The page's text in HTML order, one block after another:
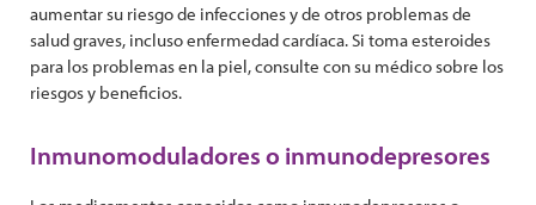
aumentar su riesgo de infecciones y de otros problemas de
salud graves, incluso enfermedad cardíaca. Si toma esteroides
para los problemas en la piel, consulte con su médico sobre los
riesgos y beneficios.
Inmunomoduladores o inmunodepresores